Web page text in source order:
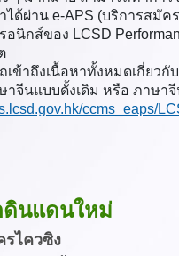
ได้ผ่าน e-APS (บริการสมัค
อนิกส์ของ LCSD
ข้าถึงเนื้อหาทั้งหมดเกี่ยวกั
าจีนแบบดั้งเดิม หรือ ภาษา
ccms_eaps/
ดินแดนใหม่
รไควซิง